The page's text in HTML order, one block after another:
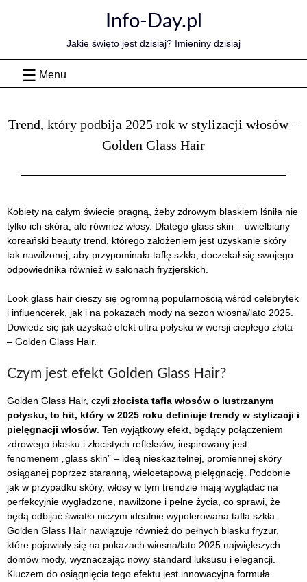
Info-Day.pl
Jakie święto jest dzisiaj? Imieniny dzisiaj
Menu
Trend, który podbija 2025 rok w stylizacji włosów –
Golden Glass Hair
Kobiety na całym świecie pragną, żeby zdrowym blaskiem lśniła nie
tylko ich skóra, ale również włosy. Dlatego glass skin – uwielbiany
koreański beauty trend, którego założeniem jest uzyskanie skóry
tak nawilżonej, aby przypominała taflę szkła, doczekał się swojego
odpowiednika również w salonach fryzjerskich.
Look glass hair cieszy się ogromną popularnością wśród celebrytek
i influencerek, jak i na pokazach mody na sezon wiosna/lato 2025.
Dowiedz się jak uzyskać efekt ultra połysku w wersji ciepłego złota
– Golden Glass Hair.
Czym jest efekt Golden Glass Hair?
Golden Glass Hair, czyli złocista tafla włosów o lustrzanym
połysku, to hit, który w 2025 roku definiuje trendy w stylizacji i
pielęgnacji włosów . Ten wyjątkowy efekt, będący połączeniem
zdrowego blasku i złocistych refleksów, inspirowany jest
fenomenem „glass skin” – ideą nieskazitelnej, promiennej skóry
osiąganej poprzez staranną, wieloetapową pielęgnację. Podobnie
jak w przypadku skóry, włosy w tym trendzie mają wyglądać na
perfekcyjnie wygładzone, nawilżone i pełne życia, co sprawi, że
będą odbijać światło niczym idealnie wypolerowana tafla szkła.
Golden Glass Hair nawiązuje również do pełnych blasku fryzur,
które pojawiały się na pokazach wiosna/lato 2025 największych
domów mody, wyznaczając nowy standard luksusu i elegancji.
Kluczem do osiągnięcia tego efektu jest innowacyjna formuła